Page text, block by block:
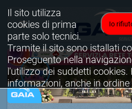
Io
Il sito utilizza
cookies di prima
parte solo tecnici.
Tramite il sito sono istallati
Proseguento nella
l'utilizzo dei suddetti cookies.
informazioni, anche in
è possibile consultare